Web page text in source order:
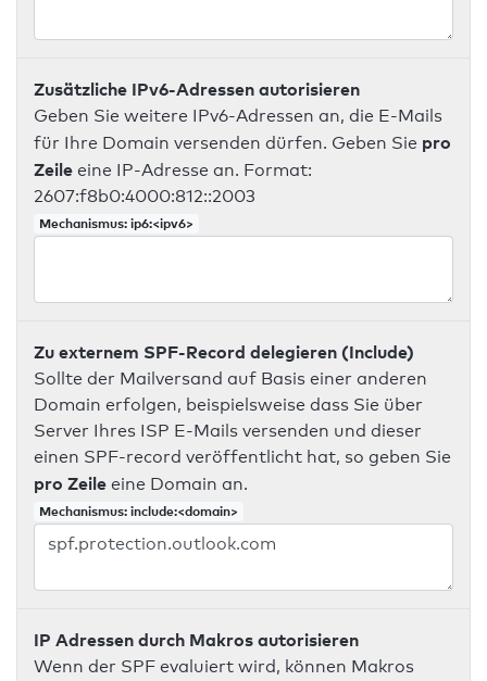
Zusätzliche IPv6-Adressen autorisieren
Geben Sie weitere IPv6-Adressen an, die E-Mails
für Ihre Domain versenden dürfen. Geben Sie pro
Zeile eine IP-Adresse an. Format:
2607:f8b0:4000:812::2003
Mechanismus: ip6:<ipv6>
Zu externem SPF-Record delegieren (Include)
Sollte der Mailversand auf Basis einer anderen
Domain erfolgen, beispielsweise dass Sie über
Server Ihres ISP E-Mails versenden und dieser
einen SPF-record veröffentlicht hat, so geben Sie
pro Zeile eine Domain an.
Mechanismus: include:<domain>
IP Adressen durch Makros autorisieren
Wenn der SPF evaluiert wird, können Makros